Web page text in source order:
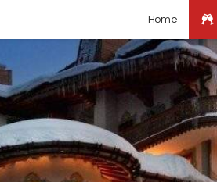
Home